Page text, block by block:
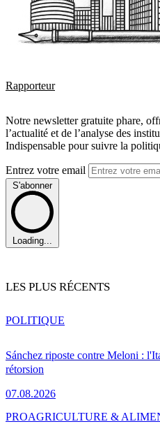
Rapporteur
Notre newsletter gratuite phare,
l’actualité et de l’analyse des
Indispensable pour suivre la
Entrez votre email
S'abonner
Loading...
LES PLUS RÉCENTS
Sánchez riposte contre Meloni :
rétorsion
07.08.2026
POLITIQUE
PROAGRICULTURE &